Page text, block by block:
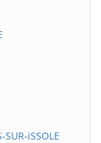
iSSOLE